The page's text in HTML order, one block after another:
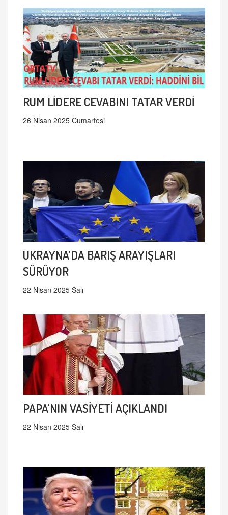
RUM LİDERE CEVABINI TATAR VERDİ
26 Nisan 2025 Cumartesi
UKRAYNA'DA BARIŞ ARAYIŞLARI
SÜRÜYOR
22 Nisan 2025 Salı
PAPA'NIN VASİYETİ AÇIKLANDI
22 Nisan 2025 Salı